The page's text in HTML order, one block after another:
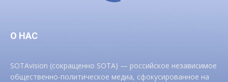
О НАС
SOTAvision (сокращенно SOTA) — российское независимое
общественно-политическое медиа, сфокусированное на